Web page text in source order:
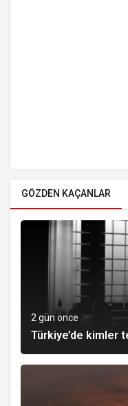
GÖZDEN KAÇANLAR
2 gün önce
Türkiye’de kimler